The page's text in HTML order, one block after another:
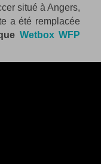
situé à Angers,
a été remplacée
Wetbox WFP